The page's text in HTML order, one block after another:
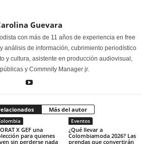
Guevara
con más de 11 años de experiencia en free
análisis de información, cubrimiento periodístico
y cultura, asistente en producción audiovisual,
y Commnity Manager jr.
Más del autor
X GEF una
para quienes
sin perderse nada
Eventos
¿Qué llevar a
Colombiamoda 2026? Las
prendas que convertirán